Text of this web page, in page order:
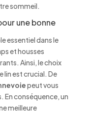
sommeil.
une bonne
essentiel dans le
et housses
Ainsi, le choix
lin est crucial. De
peut vous
En conséquence, un
meilleure